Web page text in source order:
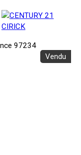
Vendu